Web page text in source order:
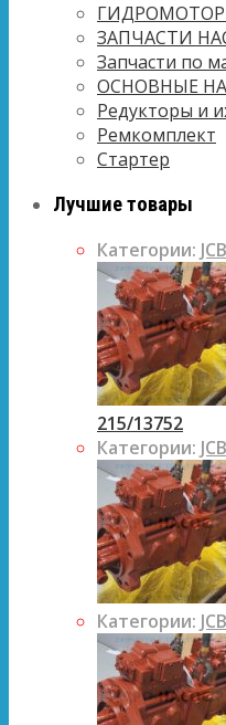
ЗАПЧАСТИ
Запчасти по
ОСНОВНЫЕ
Редукторы и
Ремкомплект
Стартер
Лучшие товары
Категории: JCB
215/13752
Категории: JCB
Категории: JCB